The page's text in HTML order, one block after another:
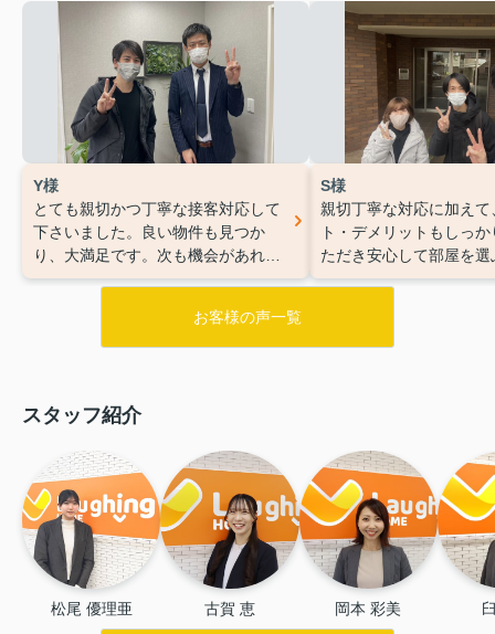
Y様
とても親切かつ丁寧な接客対応して
下さいました。良い物件も見つか
り、大満足です。次も機会があれば
部屋選びお願いしたいです。
S様
親切丁寧な対応に加えて
ト・デメリットもしっ
ただき安心して部屋を
きました。とても満足し
ざいました。
お客様の声一覧
スタッフ紹介
松尾 優理亜 古賀 恵 岡本 彩美